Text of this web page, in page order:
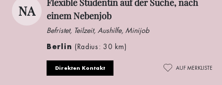
NA
einem Nebenjob
Befristet, Teilzeit, Aushilfe, Minijob
Berlin (Radius: 30 km)
Direkten Kontakt AUF MERKLISTE